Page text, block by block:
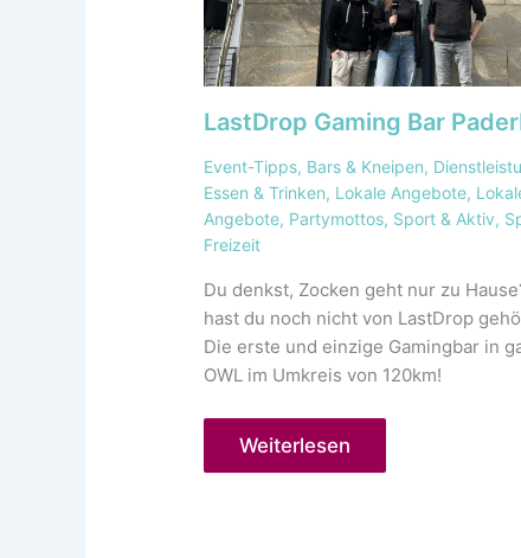
LastDrop Gaming Bar
Event-Tipps, Bars & Kneipen,
Essen & Trinken, Lokale Angebote,
Angebote, Partymottos, Sport & Aktiv,
Freizeit
Du denkst, Zocken geht nur zu
hast du noch nicht von LastDrop
Die erste und einzige Gamingbar in
OWL im Umkreis von 120km!
Weiterlesen